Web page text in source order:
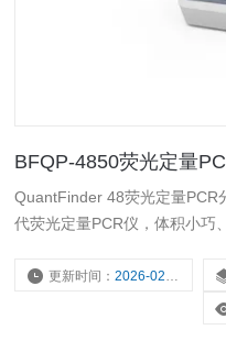
BFQP-4850荧光定量
QuantFinder 48荧光定量PCR
代荧光定量PCR仪，体积小巧
检测、科学研究、食品检测等
更新时间：2026-02-05